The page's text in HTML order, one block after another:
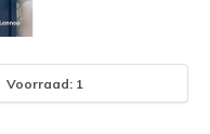
Voorraad: 1